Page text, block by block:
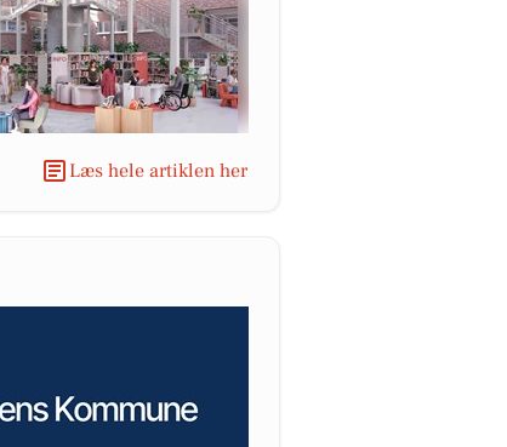
Læs hele artiklen her